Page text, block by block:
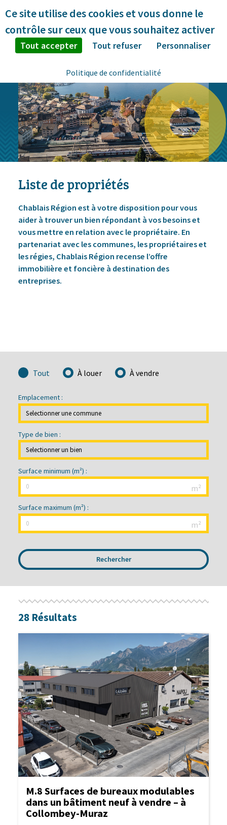
Liste de propriétés
Chablais Région est à votre disposition pour vous
aider à trouver un bien répondant à vos besoins et
vous mettre en relation avec le propriétaire. En
partenariat avec les communes, les propriétaires et
les régies, Chablais Région recense l’offre
immobilière et foncière à destination des
entreprises.
Tout À louer À vendre
Emplacement :
Type de bien :
Surface minimum (m²) :
Surface maximum (m²) :
28 Résultats
M.8 Surfaces de bureaux modulables
dans un bâtiment neuf à vendre – à
Collombey-Muraz
Ce site utilise des cookies et vous donne le
contrôle sur ceux que vous souhaitez activer
Tout accepter Tout refuser Personnaliser
Politique de confidentialité